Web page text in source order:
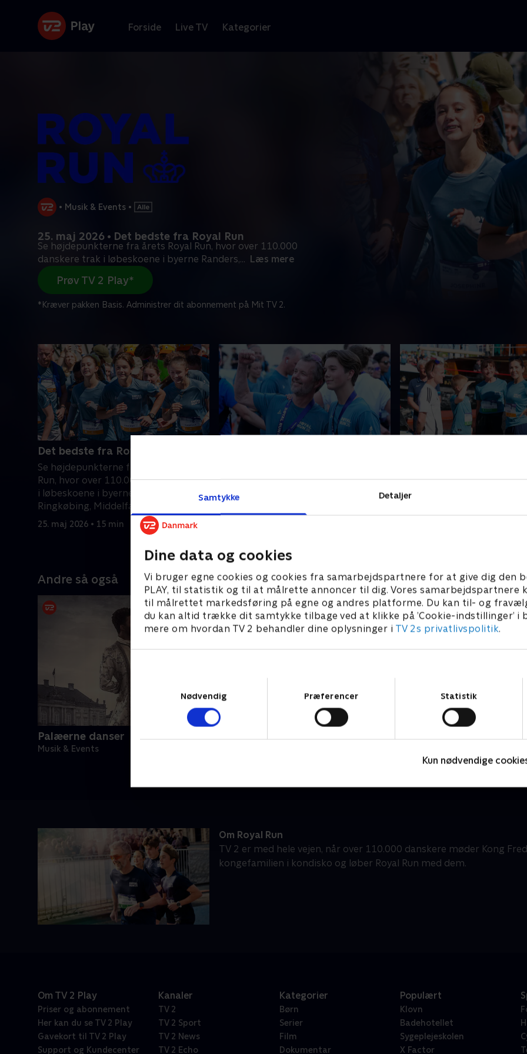
Samtykke Detaljer
Dine data og cookies
Vi bruger egne cookies og cookies fra samarbejdspartnere for at give dig den
PLAY, til statistik og til at målrette annoncer til dig. Vores samarbejdspartnere
til målrettet markedsføring på egne og andres platforme. Du kan til- og
du kan altid trække dit samtykke tilbage ved at klikke på ’Cookie-indstillinger’ i
mere om hvordan TV 2 behandler dine oplysninger i TV 2s privatlivspolitik.
Nødvendig
Præferencer Statistik
Kun nødvendige
Forside Live TV Kategorier
• Musik & Events •
25. maj 2026 • Det bedste fra Royal Run
Se højdepunkterne fra årets Royal Run, hvor over 110.000
danskere trak i løbeskoene i byerne Randers,... Læs mere
Prøv TV 2 Play*
*Kræver pakken Basis. Administrer dit abonnement på Mit TV 2.
Det bedste fra Royal Run
Se højdepunkterne fra årets Royal
Run, hvor over 110.000 danskere trak
i løbeskoene i byerne Randers,
Ringkøbing, Middelfart, Helsingør og
København.
25. maj 2026 • 15 min
Kong Frederik og masser af løbeglade
danskere løber ti kilometer igennem
kongens København med start på
Kongens Nytorv og opløb på
start fra Kronborg Slot,
Andre så også
Palæerne danser
Musik & Events
Om Royal Run
TV 2 er med hele vejen, når over 110.000 danskere møder Kong
kongefamilien i kondisko og løber Royal Run med dem.
Om TV 2 Play
Priser og abonnement
Her kan du se TV 2 Play
Gavekort til TV 2 Play
Support og Kundecenter
Kanaler
TV 2
TV 2 Sport
TV 2 News
TV 2 Echo
Kategorier
Børn
Serier
Film
Dokumentar
Populært
Klovn
Badehotellet
Sygeplejeskolen
X Factor